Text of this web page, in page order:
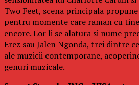
Two Feet, scena principala
pentru momente care raman cu
encore. Lor li se alatura si nume
Erez sau Jalen Ngonda, trei dintre
ale muzicii contemporane,
genuri muzicale.